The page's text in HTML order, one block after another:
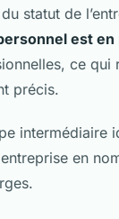
statut de
est
ce qui
précis.
en